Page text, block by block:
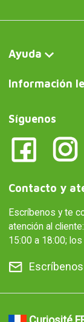
Ayuda
Información
Síguenos
Contacto y
Escríbenos y te
atención al
15:00 a 18:00;